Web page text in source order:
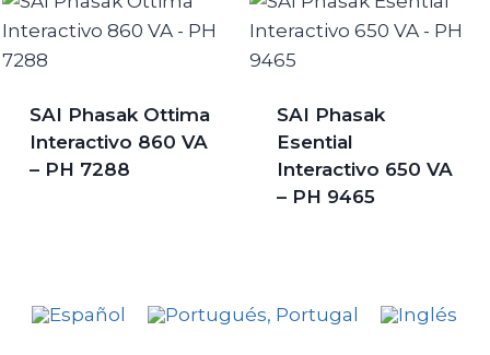
SAI Phasak Ottima
Interactivo 860 VA
– PH 7288
SAI Phasak
Esential
Interactivo 650 VA
– PH 9465